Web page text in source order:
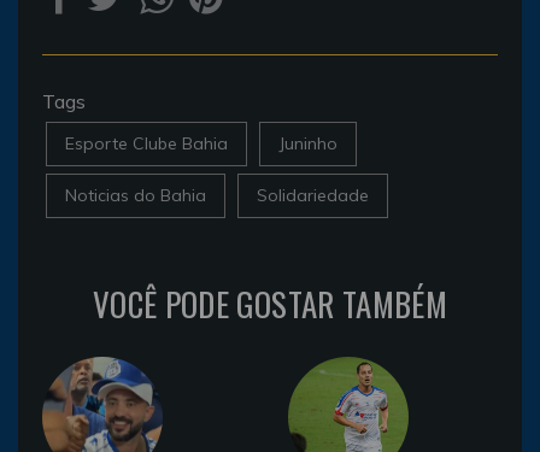
Tags
Esporte Clube Bahia Juninho
Noticias do Bahia Solidariedade
VOCÊ PODE GOSTAR TAMBÉM